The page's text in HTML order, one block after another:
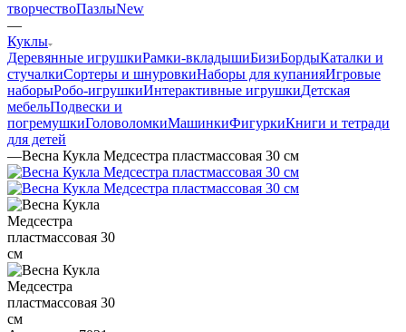
творчествоПазлыNew
—
Куклы
Деревянные игрушкиРамки-вкладышиБизиБордыКаталки и
стучалкиСортеры и шнуровкиНаборы для купанияИгровые
наборыРобо-игрушкиИнтерактивные игрушкиДетская
мебельПодвески и
погремушкиГоловоломкиМашинкиФигуркиКниги и тетради
для детей
—Весна Кукла Медсестра пластмассовая 30 см